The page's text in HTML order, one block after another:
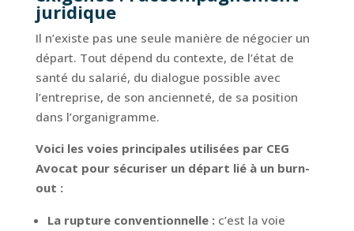
juridique
Il n’existe pas une seule manière de négocier un
départ. Tout dépend du contexte, de l’état de
santé du salarié, du dialogue possible avec
l’entreprise, de son ancienneté, de sa position
dans l’organigramme.
Voici les voies principales utilisées par CEG
Avocat pour sécuriser un départ lié à un burn-
out :
La rupture conventionnelle : c’est la voie